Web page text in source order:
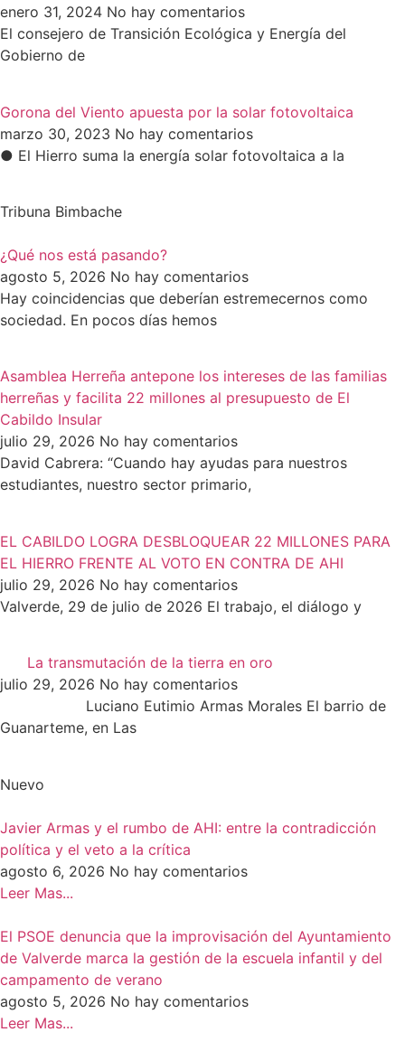
enero 31, 2024 No hay comentarios
El consejero de Transición Ecológica y Energía del
Gobierno de
Gorona del Viento apuesta por la solar fotovoltaica
marzo 30, 2023 No hay comentarios
● El Hierro suma la energía solar fotovoltaica a la
Tribuna Bimbache
¿Qué nos está pasando?
agosto 5, 2026 No hay comentarios
Hay coincidencias que deberían estremecernos como
sociedad. En pocos días hemos
Asamblea Herreña antepone los intereses de las familias
herreñas y facilita 22 millones al presupuesto de El
Cabildo Insular
julio 29, 2026 No hay comentarios
David Cabrera: “Cuando hay ayudas para nuestros
estudiantes, nuestro sector primario,
EL CABILDO LOGRA DESBLOQUEAR 22 MILLONES PARA
EL HIERRO FRENTE AL VOTO EN CONTRA DE AHI
julio 29, 2026 No hay comentarios
Valverde, 29 de julio de 2026 El trabajo, el diálogo y
La transmutación de la tierra en oro
julio 29, 2026 No hay comentarios
Luciano Eutimio Armas Morales El barrio de
Guanarteme, en Las
Nuevo
Javier Armas y el rumbo de AHI: entre la contradicción
política y el veto a la crítica
agosto 6, 2026 No hay comentarios
Leer Mas...
El PSOE denuncia que la improvisación del Ayuntamiento
de Valverde marca la gestión de la escuela infantil y del
campamento de verano
agosto 5, 2026 No hay comentarios
Leer Mas...